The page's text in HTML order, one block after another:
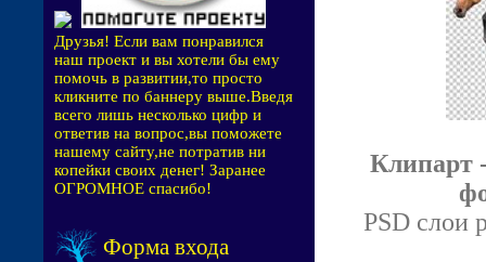
Друзья! Если вам понравился
наш проект и вы хотели бы ему
помочь в развитии,то просто
кликните по баннеру выше.Введя
всего лишь несколько цифр и
ответив на вопрос,вы поможете
нашему сайту,не потратив ни
копейки своих денег! Заранее
ОГРОМНОЕ спасибо!
Форма входа
Клипарт
PSD слои